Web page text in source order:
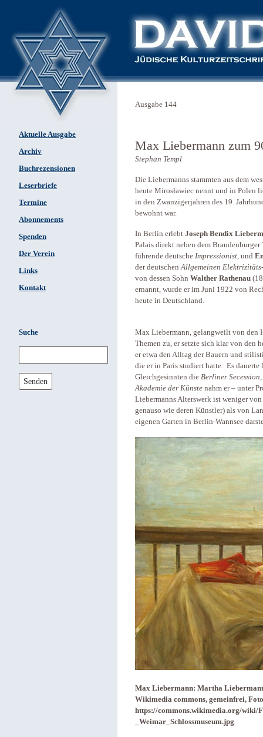
Aktuelle Ausgabe
Archiv
Buchrezensionen
Leserbriefe
Termine
Abonnements
Spenden
Der Verein
Links
Kontakt
Suche
Senden
Ausgabe 144
Max Liebermann zum
Stephan Templ
Die Liebermanns stammten aus dem
heute Mirosławiec nennt und in Polen
in den Zwanzigerjahren des 19.
bewohnt war.
In Berlin erlebt Joseph Bendix
Palais direkt neben dem Brandenburger
führende deutsche Impressionist, und
der deutschenAllgemeinen
von dessen Sohn Walther Rathenau
ernannt, wurde er im Juni 1922 von
heute in Deutschland.
Max Liebermann, gelangweilt von den
Themen zu, er setzte sich klar von den
er etwa den Alltag der Bauern und
die er in Paris studiert hatte. Es
Gleichgesinnten die Berliner Secession
Akademie der Künste nahm er – unter
Liebermanns Alterswerk ist weniger
genauso wie deren Künstler) als von
eigenen Garten in Berlin-Wannsee
Max Liebermann: Martha
Wikimedia commons, gemeinfrei,
https://commons.wikimedia.org/wiki/
_Weimar_Schlossmuseum.jpg